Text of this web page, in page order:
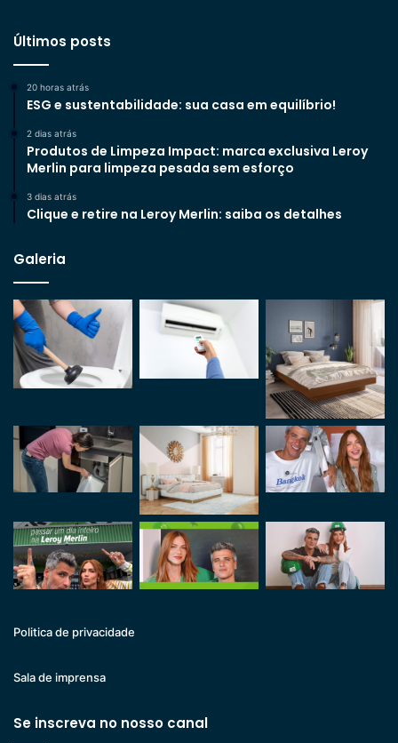
Últimos posts
20 horas atrás
ESG e sustentabilidade: sua casa em equilíbrio!
2 dias atrás
Produtos de Limpeza Impact: marca exclusiva Leroy
Merlin para limpeza pesada sem esforço
3 dias atrás
Clique e retire na Leroy Merlin: saiba os detalhes
Galeria
Politica de privacidade
Sala de imprensa
Se inscreva no nosso canal